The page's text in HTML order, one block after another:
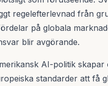
regelefterlevnad från
på globala
blir avgörande.
AI-politik skapar
standarder att få